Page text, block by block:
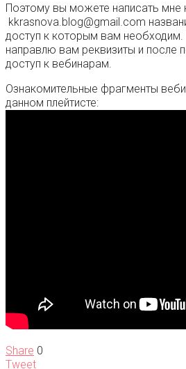
Поэтому вы можете написать мне
kkrasnova.blog@gmail.com
доступ к которым вам необходим.
направлю вам реквизиты и после
доступ к вебинарам.
Ознакомительные фрагменты
данном плейтисте:
Share 0
Tweet